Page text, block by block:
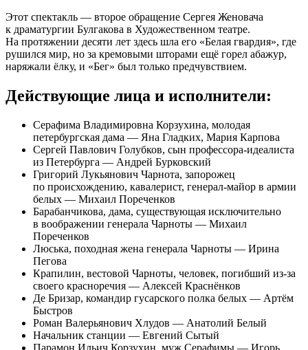
Этот спектакль — второе обращение Сергея Женовача
к драматургии Булгакова в Художественном театре.
На протяжении десяти лет здесь шла его «Белая гвардия», где
рушился мир, но за кремовыми шторами ещё горел абажур,
наряжали ёлку, и «Бег» был только предчувствием.
Действующие лица и исполнители:
Серафима Владимировна Корзухина, молодая
петербургская дама — Яна Гладких, Мария Карпова
Сергей Павлович Голубков, сын профессора-идеалиста
из Петербурга — Андрей Бурковский
Григорий Лукьянович Чарнота, запорожец
по происхождению, кавалерист, генерал-майор в армии
белых — Михаил Пореченков
Барабанчикова, дама, существующая исключительно
в воображении генерала Чарноты — Михаил
Пореченков
Люська, походная жена генерала Чарноты — Ирина
Пегова
Крапилин, вестовой Чарноты, человек, погибший из-за
своего красноречия — Алексей Краснёнков
Де Бризар, командир гусарского полка белых — Артём
Быстров
Роман Валерьянович Хлудов — Анатолий Белый
Начальник станции — Евгений Сытый
Парамон Ильич Корзухин, муж Серафимы — Игорь